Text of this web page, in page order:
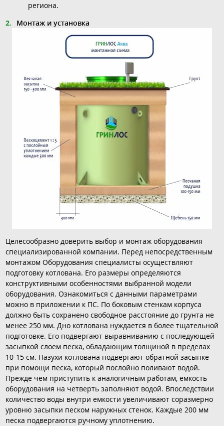
региона.
Монтаж и установка
Целесообразно доверить выбор и монтаж оборудования
специализированной компании. Перед непосредственным
монтажом Оборудования специалисты осуществляют
подготовку котлована. Его размеры определяются
конструктивными особенностями выбранной модели
оборудования. Ознакомиться с данными параметрами
можно в приложении к ПС. По боковым стенкам корпуса
должно быть сохранено свободное расстояние до грунта не
менее 250 мм. Дно котлована нуждается в более тщательной
подготовке. Его подвергают выравниванию с последующей
засыпкой слоем песка, обладающим толщиной в пределах
10-15 см. Пазухи котлована подвергают обратной засыпке
при помощи песка, который послойно поливают водой.
Прежде чем приступить к аналогичным работам, емкость
оборудования на четверть заполняют водой. Впоследствии
количество воды внутри емкости увеличивают соразмерно
уровню засыпки песком наружных стенок. Каждые 200 мм
песка подвергаются ручному уплотнению.